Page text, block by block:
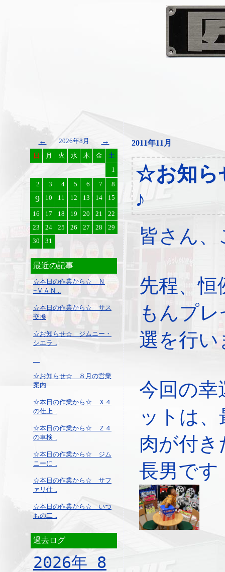
← 2026年8月 →
日 月 火 水 木 金
土
1
2
3 4 5 6 7 8
9 10 11 12 13 14 15
16 17 18 19 20 21
22
23
24 25 26 27 28
29
30
31
最近の記事
☆本日の作業から☆ Ｎ
−ＶＡＮ ..
☆本日の作業から☆ サス
交換
☆お知らせ☆ ジムニー・
シエラ ..
☆お知らせ☆ ８月の営業
案内
☆本日の作業から☆ Ｘ４
の仕上 ..
☆本日の作業から☆ Ｚ４
の車検 ..
☆本日の作業から☆ ジム
ニーに ..
☆本日の作業から☆ サフ
ァリ仕 ..
☆本日の作業から☆ いつ
もの二 ..
過去ログ
2026年 8
2011年11月
☆お知
♪
皆さん
先程、恒
もんプ
選を行い
今回の幸
ットは
肉が付
長男です